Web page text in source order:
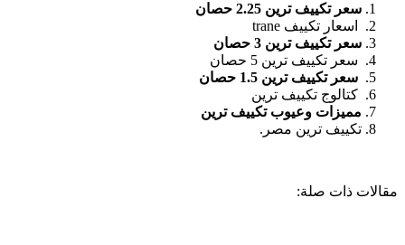
سعر تكييف ترين 2.25 حصان
اسعار تكييف trane
سعر تكييف ترين 3 حصان
سعر تكييف ترين 5 حصان
سعر تكييف ترين 1.5 حصان
كتالوج تكييف ترين
مميزات وعيوب تكييف ترين
تكييف ترين مصر.
مقالات ذات صلة: